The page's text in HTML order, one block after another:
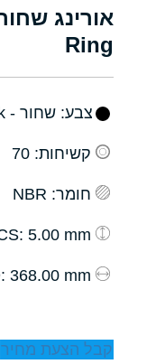
Ring
צבע: שחור - Black
קשיחות: 70
חומר: NBR
: 5.00 mm
: 368.00 mm
קבל הצעת מחיר